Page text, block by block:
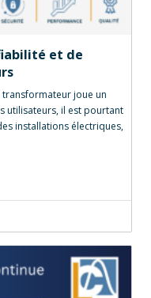
et de
joue un
utilisateurs, il est pourtant
installations électriques,